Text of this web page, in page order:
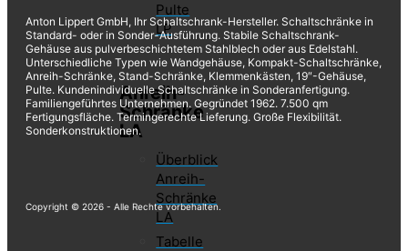
Pulte
LP
Anreih-
Schränke
LA
Überblick
Anreih-
Schränke
LA
Tabelle
Anton Lippert GmbH, Ihr Schaltschrank-Hersteller. Schaltschränke in
Standard- oder in Sonder-Ausführung. Stabile Schaltschrank-
Gehäuse aus pulverbeschichtetem Stahlblech oder aus Edelstahl.
Unterschiedliche Typen wie Wandgehäuse, Kompakt-Schaltschränke,
Anreih-Schränke, Stand-Schränke, Klemmenkästen, 19″-Gehäuse,
Pulte. Kundenindividuelle Schaltschränke in Sonderanfertigung.
Familiengeführtes Unternehmen. Gegründet 1962. 7.500 qm
Fertigungsfläche. Termingerechte Lieferung. Große Flexibilität.
Sonderkonstruktionen.
Copyright © 2026 - Alle Rechte vorbehalten.